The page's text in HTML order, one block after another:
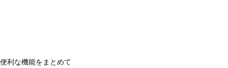
便利な機能をまとめて